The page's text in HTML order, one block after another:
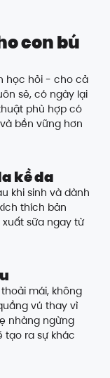
con bú
học hỏi - cho cả
sẻ, có ngày lại
phù hợp có
bền vững hơn
kề da
khi sinh và dành
thích bản
sữa ngay từ
mái, không
vú thay vì
nhàng ngừng
tạo ra sự khác